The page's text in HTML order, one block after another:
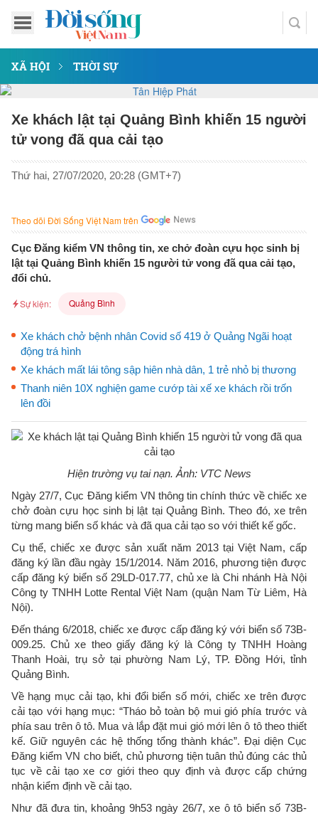
XÃ HỘI THỜI SỰ
Xe khách lật tại Quảng Bình khiến 15 người
tử vong đã qua cải tạo
Thứ hai, 27/07/2020, 20:28 (GMT+7)
Theo dõi Đời Sống Việt Nam trên
Cục Đăng kiểm VN thông tin, xe chở đoàn cựu học sinh bị
lật tại Quảng Bình khiến 15 người tử vong đã qua cải tạo,
đổi chủ.
Sự kiện: Quảng Bình
Xe khách chở bệnh nhân Covid số 419 ở Quảng Ngãi hoạt
động trá hình
Xe khách mất lái tông sập hiên nhà dân, 1 trẻ nhỏ bị thương
Thanh niên 10X nghiện game cướp tài xế xe khách rồi trốn
lên đồi
Hiện trường vụ tai nạn. Ảnh: VTC News
Ngày 27/7, Cục Đăng kiểm VN thông tin chính thức về chiếc xe
chở đoàn cựu học sinh bị lật tại Quảng Bình. Theo đó, xe trên
từng mang biển số khác và đã qua cải tạo so với thiết kế gốc.
Cụ thể, chiếc xe được sản xuất năm 2013 tại Việt Nam, cấp
đăng ký lần đầu ngày 15/1/2014. Năm 2016, phương tiện được
cấp đăng ký biển số 29LD-017.77, chủ xe là Chi nhánh Hà Nội
Công ty TNHH Lotte Rental Việt Nam (quận Nam Từ Liêm, Hà
Nội).
Đến tháng 6/2018, chiếc xe được cấp đăng ký với biển số 73B-
009.25. Chủ xe theo giấy đăng ký là Công ty TNHH Hoàng
Thanh Hoài, trụ sở tại phường Nam Lý, TP. Đồng Hới, tỉnh
Quảng Bình.
Về hạng mục cải tạo, khi đổi biển số mới, chiếc xe trên được
cải tạo với hạng mục: “Tháo bỏ toàn bộ mui gió phía trước và
phía sau trên ô tô. Mua và lắp đặt mui gió mới lên ô tô theo thiết
kế. Giữ nguyên các hệ thống tổng thành khác”. Đại diện Cục
Đăng kiểm VN cho biết, chủ phương tiện tuân thủ đúng các thủ
tục về cải tạo xe cơ giới theo quy định và được cấp chứng
nhận kiểm định về cải tạo.
Như đã đưa tin, khoảng 9h53 ngày 26/7, xe ô tô biển số 73B-